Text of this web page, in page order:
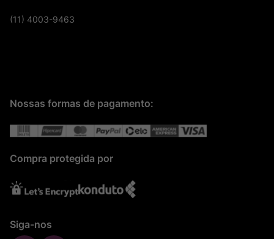
(11) 4003-9463
Nossas formas de pagamento:
Compra protegida por
Siga-nos